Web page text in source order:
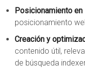
Posicionamiento en
posicionamiento
Creación y
contenido útil,
de búsqueda